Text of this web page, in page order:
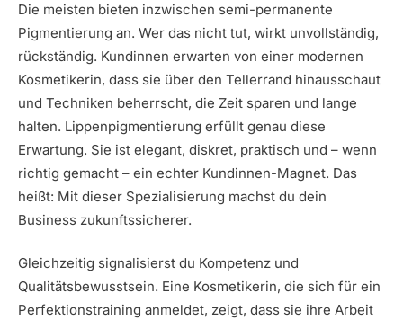
Die meisten bieten inzwischen semi-permanente
Pigmentierung an. Wer das nicht tut, wirkt unvollständig,
rückständig. Kundinnen erwarten von einer modernen
Kosmetikerin, dass sie über den Tellerrand hinausschaut
und Techniken beherrscht, die Zeit sparen und lange
halten. Lippenpigmentierung erfüllt genau diese
Erwartung. Sie ist elegant, diskret, praktisch und – wenn
richtig gemacht – ein echter Kundinnen-Magnet. Das
heißt: Mit dieser Spezialisierung machst du dein
Business zukunftssicherer.
Gleichzeitig signalisierst du Kompetenz und
Qualitätsbewusstsein. Eine Kosmetikerin, die sich für ein
Perfektionstraining anmeldet, zeigt, dass sie ihre Arbeit